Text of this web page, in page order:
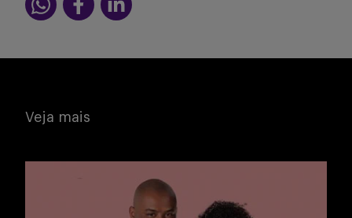
Veja mais